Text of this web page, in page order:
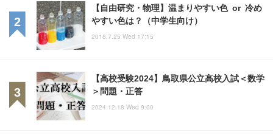
【自由研究・物理】温まりやすい色 or 冷め
やすい色は？（中学生向け）
2018.7.25 Wed 17:15
【高校受験2024】鳥取県公立高校入試＜数学
＞問題・正答
2024.12.18 Wed 9:00